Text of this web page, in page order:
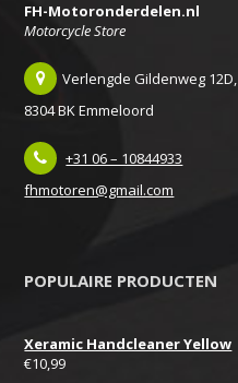
FH-Motoronderdelen.nl
Motorcycle Store
Verlengde Gildenweg 12D,
8304 BK Emmeloord
+31 06 – 10844933
fhmotoren@gmail.com
POPULAIRE PRODUCTEN
Xeramic Handcleaner Yellow
€10,99